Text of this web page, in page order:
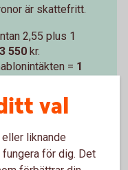
är skattefritt.
2,55 plus 1
3 550 kr.
= 1
val
liknande
för dig. Det